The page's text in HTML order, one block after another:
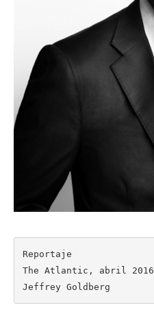
Reportaje
The Atlantic, abril 2016
Jeffrey Goldberg